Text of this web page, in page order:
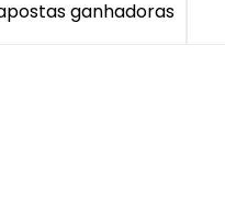
ganhadoras